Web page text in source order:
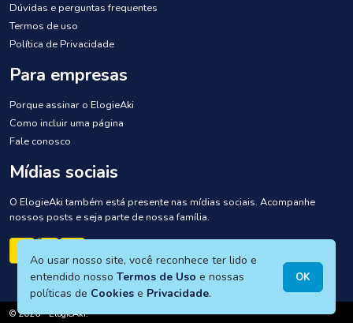
Dúvidas e perguntas frequentes
Termos de uso
Política de Privacidade
Para empresas
Porque assinar o ElogieAki
Como incluir uma página
Fale conosco
Mídias sociais
O ElogieAki também está presente nas mídias sociais. Acompanhe
nossos posts e seja parte de nossa família.
© 2026 -ElogieAki.
Ao usar nosso site, você reconhece ter lido e
entendido nossoTermos de Uso e nossas
políticas de Cookies e Privacidade.
OK